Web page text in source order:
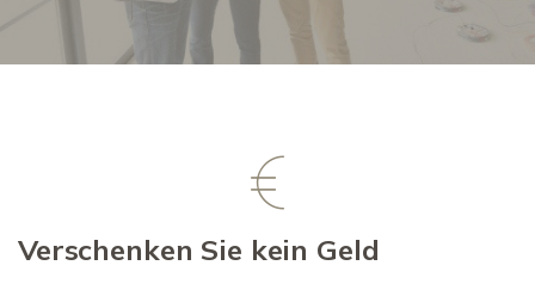
Verschenken Sie kein Geld